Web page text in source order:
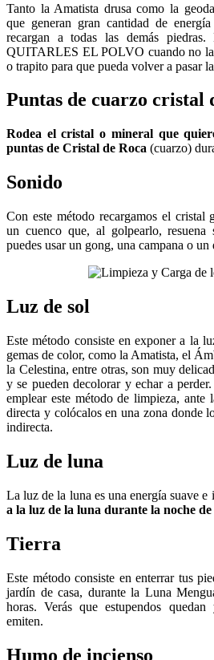
Tanto la Amatista drusa como la
que generan gran cantidad de
recargan a todas las demás
QUITARLES EL POLVO cuando no
o trapito para que pueda volver a pasar
Puntas de cuarzo cristal
Rodea el cristal o mineral que
puntas de Cristal de Roca (cuarzo)
Sonido
Con este método recargamos el cristal
un cuenco que, al golpearlo, resuena
puedes usar un gong, una campana o un
Luz de sol
Este método consiste en exponer a la
gemas de color, como la Amatista, el
la Celestina, entre otras, son muy
y se pueden decolorar y echar a
emplear este método de limpieza, ante
directa y colócalos en una zona donde
indirecta.
Luz de luna
La luz de la luna es una energía suave e
a la luz de la luna durante la noche
Tierra
Este método consiste en enterrar tus
jardín de casa, durante la Luna
horas. Verás que estupendos
emiten.
Humo de incienso